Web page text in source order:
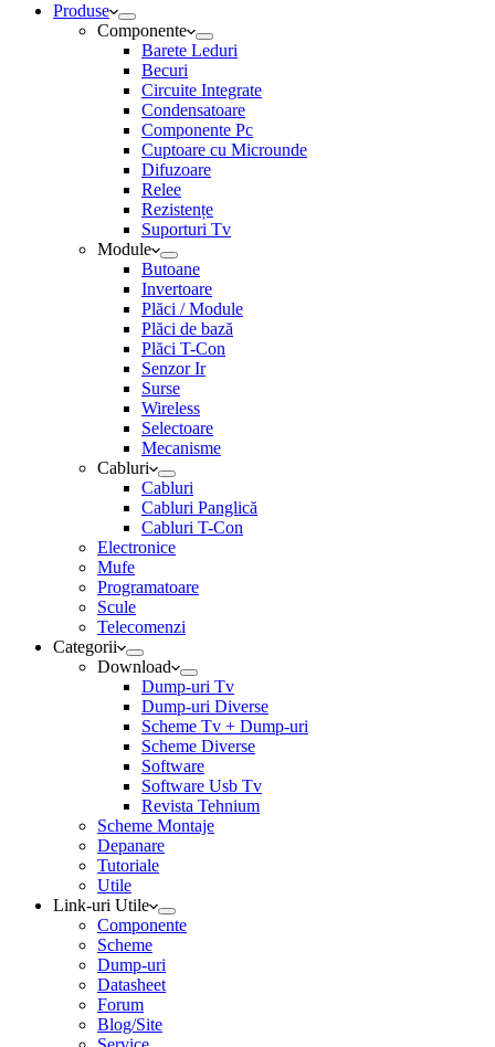
Produse
Componente
Barete Leduri
Becuri
Circuite Integrate
Condensatoare
Componente Pc
Cuptoare cu Microunde
Difuzoare
Relee
Rezistențe
Suporturi Tv
Module
Butoane
Invertoare
Plăci / Module
Plăci de bază
Plăci T-Con
Senzor Ir
Surse
Wireless
Selectoare
Mecanisme
Cabluri
Cabluri
Cabluri Panglică
Cabluri T-Con
Electronice
Mufe
Programatoare
Scule
Telecomenzi
Categorii
Download
Dump-uri Tv
Dump-uri Diverse
Scheme Tv + Dump-uri
Scheme Diverse
Software
Software Usb Tv
Revista Tehnium
Scheme Montaje
Depanare
Tutoriale
Utile
Link-uri Utile
Componente
Scheme
Dump-uri
Datasheet
Forum
Blog/Site